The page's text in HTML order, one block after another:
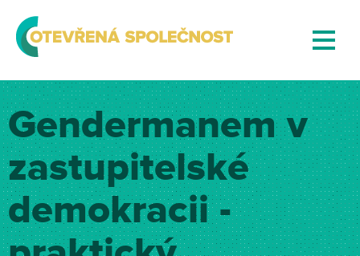
Gendermanem v
zastupitelské
demokracii -